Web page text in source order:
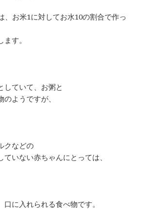
、お米1に対してお水10の割合で作っ
す。
していて、お粥と
ようですが、
クなどの
いない赤ちゃんにとっては、
口に入れられる食べ物です。